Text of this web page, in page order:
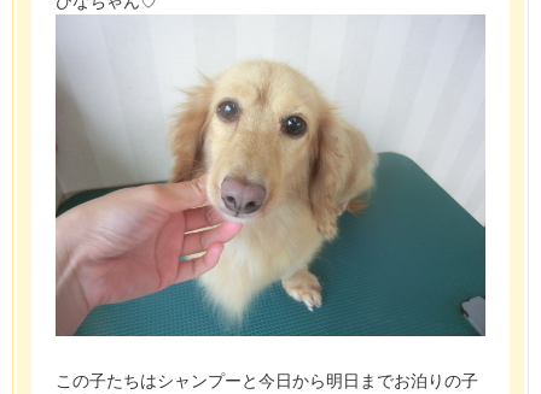
この子たちはシャンプーと今日から明日までお泊りの子